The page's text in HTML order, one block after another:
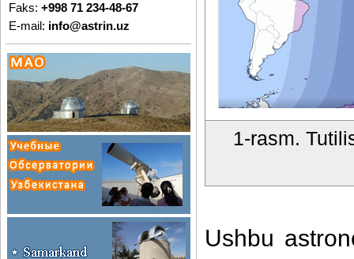
Faks: +998 71 234-48-67
E-mail: info@astrin.uz
1-rasm.
Ushbu